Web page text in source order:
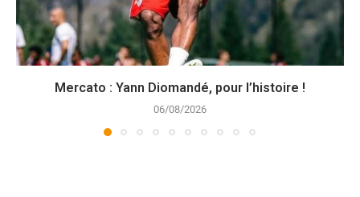
Mercato : Yann Diomandé, pour l’histoire !
06/08/2026